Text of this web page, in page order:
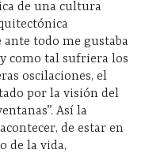
de una cultura
todo me gustaba
como tal sufriera los
oscilaciones, el
por la visión del
Así la
de estar en
de la vida,